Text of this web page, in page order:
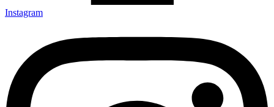
Instagram